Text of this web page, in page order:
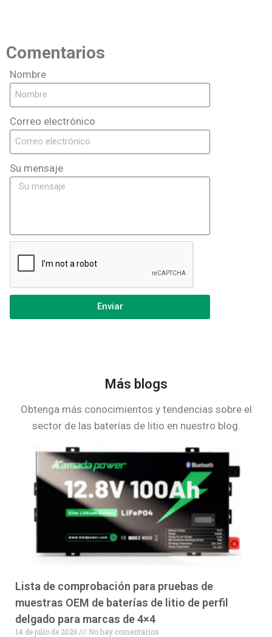
Comentarios
Nombre
Correo electrónico
Su mensaje
Enviar
Más blogs
Obtenga más conocimientos y tendencias sobre el
sector de las baterías de litio en nuestro blog.
Lista de comprobación para pruebas de
muestras OEM de baterías de litio de perfil
delgado para marcas de 4×4
14 de julio de 2026
No hay comentarios